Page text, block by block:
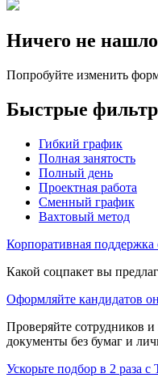
Ничего не
Попробуйте изменить
Быстрые
Гибкий график
Полная занятость
Полный день
Проектная работа
Сменный график
Вахтовый метод
Корпоративная поддержка
Какой соцпакет вы
Оформляйте кандидатов
Проверяйте сотрудников
документы без бумаг и
Ускорьте подбор в 2 раза с